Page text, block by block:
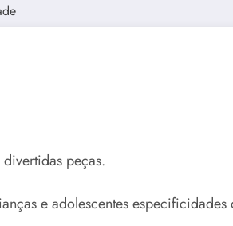
peças.
e adolescentes